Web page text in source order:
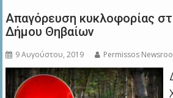
Aπαγόρευση κυκλοφορίας
Δήμου Θηβαίων
9 Αυγούστου, 2019 Permissos